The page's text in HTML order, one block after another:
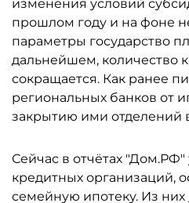
изменения условий
прошлом году и на фоне
параметры государство
дальнейшем, количество
сокращается. Как ранее
региональных банков от
закрытию ими отделений
Сейчас в отчётах "Дом.РФ"
кредитных организаций,
семейную ипотеку. Из них